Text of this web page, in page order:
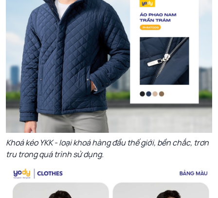
Khoá kéo YKK - loại khoá hàng đầu thế giới, bền chắc, trơn
tru trong quá trình sử dụng.